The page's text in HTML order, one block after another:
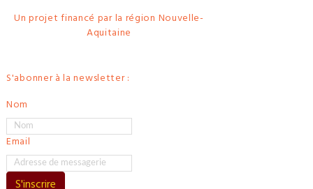
Un projet financé par la région Nouvelle-
Aquitaine
S'abonner à la newsletter :
Nom
Email
S'inscrire